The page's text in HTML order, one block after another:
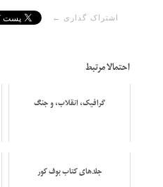
اشتراک گذاری ←
احتمالا مرتبط
گرافیک، انقلاب، و جنگ
جلدهای کتاب بوف کور